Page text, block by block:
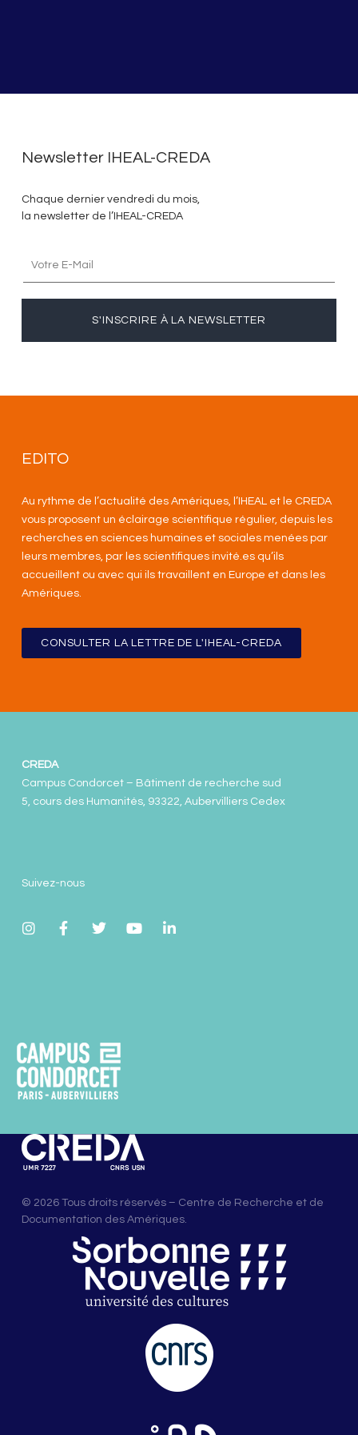
Newsletter IHEAL-CREDA
Chaque dernier vendredi du mois,
la newsletter de l’IHEAL-CREDA
S'INSCRIRE À LA NEWSLETTER
EDITO
Au rythme de l’actualité des Amériques, l’IHEAL et le CREDA
vous proposent un éclairage scientifique régulier, depuis les
recherches en sciences humaines et sociales menées par
leurs membres, par les scientifiques invité.es qu’ils
accueillent ou avec qui ils travaillent en Europe et dans les
Amériques.
CONSULTER LA LETTRE DE L'IHEAL-CREDA
© 2026 Tous droits réservés – Centre de Recherche et de
Documentation des Amériques.
CREDA
Campus Condorcet – Bâtiment de recherche sud
5, cours des Humanités, 93322, Aubervilliers Cedex
Suivez-nous